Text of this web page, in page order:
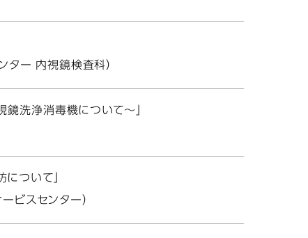
ター 内視鏡検査科）
洗浄消毒機について～」
ついて」
ビスセンター）